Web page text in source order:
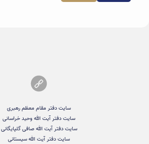
سایت دفتر مقام معظم رهبری
سایت دفتر آیت الله وحید خراسانی
سایت دفتر آیت الله صافی گلپایگانی
سایت دفتر آیت الله سیستانی